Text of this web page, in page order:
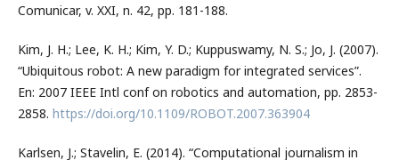
Comunicar, v. XXI, n. 42, pp. 181-188.
Kim, J. H.; Lee, K. H.; Kim, Y. D.; Kuppuswamy, N. S.; Jo, J. (2007).
“Ubiquitous robot: A new paradigm for integrated services”.
En: 2007 IEEE Intl conf on robotics and automation, pp. 2853-
2858. https://doi.org/10.1109/ROBOT.2007.363904
Karlsen, J.; Stavelin, E. (2014). “Computational journalism in